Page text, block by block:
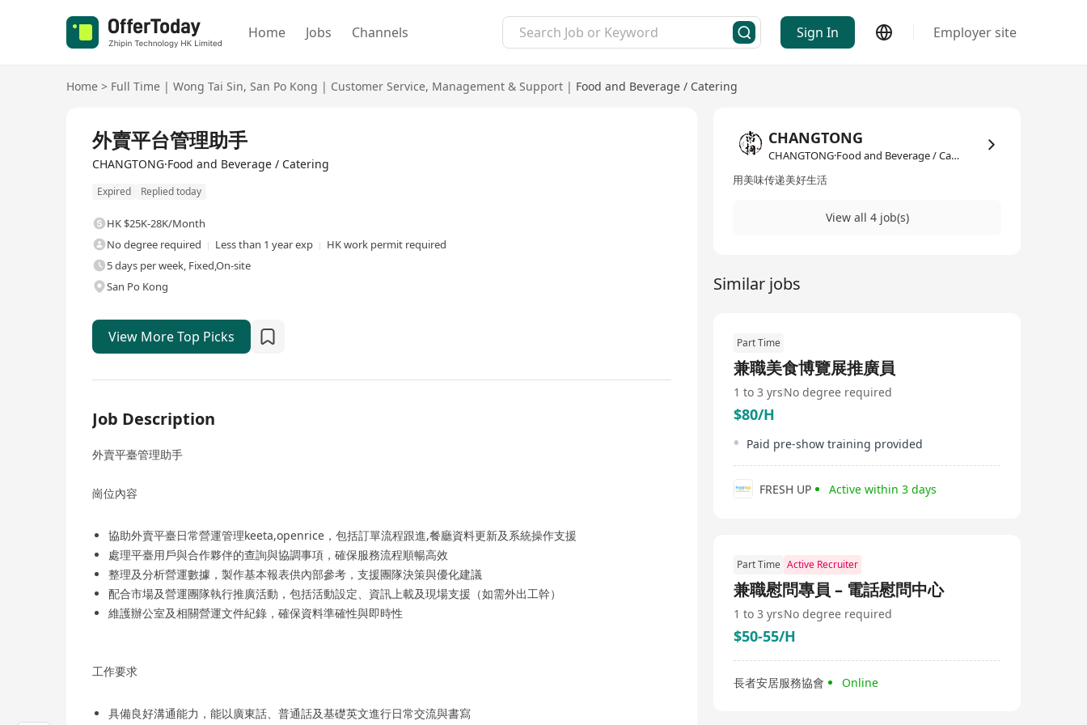
Home Jobs Channels Sign In Employer site
Home > Full Time | Wong Tai Sin, San Po Kong | Customer Service, Management & Support | Food and Beverage / Catering
外賣平台管理助手
CHANGTONG·Food and Beverage / Catering
Expired Replied today
HK $25K-28K/Month
No degree required
Less than 1 year exp
HK work permit required
5 days per week, Fixed,On-site
San Po Kong
View More Top Picks
Job Description
外賣平臺管理助手
崗位內容
協助外賣平臺日常營運管理keeta,openrice，包括訂單流程跟進,餐廳資料更新及系統操作支援
處理平臺用戶與合作夥伴的查詢與協調事項，確保服務流程順暢高效
整理及分析營運數據，製作基本報表供內部參考，支援團隊決策與優化建議
配合市場及營運團隊執行推廣活動，包括活動設定、資訊上載及現場支援（如需外出工幹）
維護辦公室及相關營運文件紀錄，確保資料準確性與即時性
工作要求
具備良好溝通能力，能以廣東話、普通話及基礎英文進行日常交流與書寫
CHANGTONG
CHANGTONG·Food and Beverage / Catering
用美味传递美好生活
View all 4 job(s)
Similar jobs
Part Time
兼職美食博覽展推廣員
1 to 3 yrsNo degree required
$80/H
Paid pre-show training provided
FRESH UP Active within 3 days
Part Time Active Recruiter
兼職慰問專員 – 電話慰問中心
1 to 3 yrsNo degree required
$50-55/H
長者安居服務協會 Online